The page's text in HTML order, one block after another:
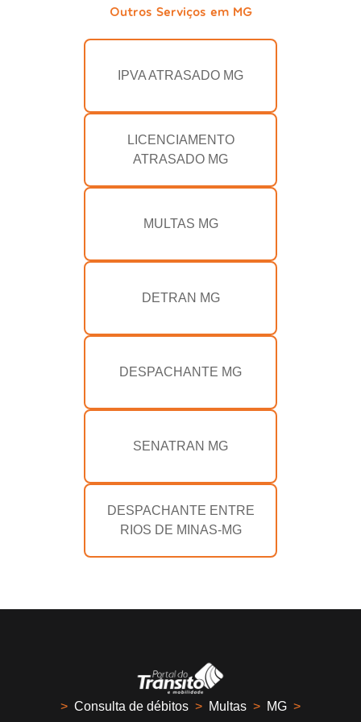
Outros Serviços em MG
IPVA ATRASADO MG
LICENCIAMENTO
ATRASADO MG
MULTAS MG
DETRAN MG
DESPACHANTE MG
SENATRAN MG
DESPACHANTE ENTRE
RIOS DE MINAS-MG
> Consulta de débitos > Multas > MG >